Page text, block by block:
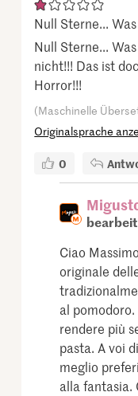
Null Sterne...
Null Sterne...
nicht!!! Das ist
Horror!!!
(Maschinelle
Originalsprache
0
Ciao
originale
al
rendere più
pasta. A voi
meglio
alla fantasia.